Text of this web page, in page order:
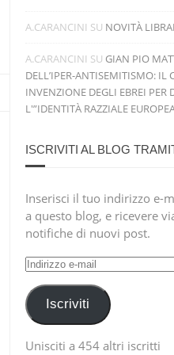
A.CARANCINI SU NOVITÀ
A.CARANCINI SU GIAN PIO
DELL’IPER-ANTISEMITISMO: IL
INVENZIONE DEGLI EBREI PER
L'”IDENTITÀ RAZZIALE
ISCRIVITI AL BLOG
Inserisci il tuo indirizzo e-
a questo blog, e ricevere
notifiche di nuovi post.
Indirizzo
mailIscriviti
Unisciti a 454 altri iscritti